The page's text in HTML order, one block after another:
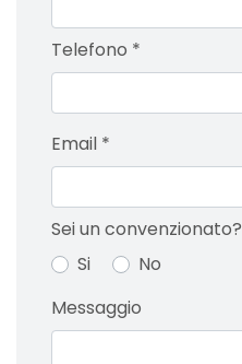
Telefono *
Email *
Sei un convenzionato?
Si
No
Messaggio